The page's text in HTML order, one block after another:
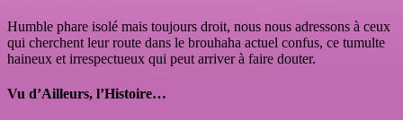
Humble phare isolé mais toujours droit, nous nous adressons à ceux
qui cherchent leur route dans le brouhaha actuel confus, ce tumulte
haineux et irrespectueux qui peut arriver à faire douter.
Vu d’Ailleurs, l’Histoire…